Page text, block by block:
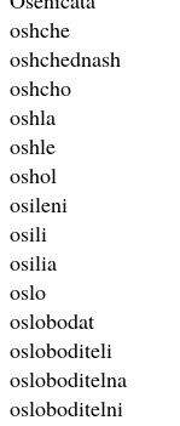
oshche
oshchednash
oshcho
oshla
oshle
oshol
osileni
osili
osilia
oslo
oslobodat
osloboditeli
osloboditelna
osloboditelni